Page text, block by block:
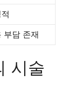
부담 존재
시술